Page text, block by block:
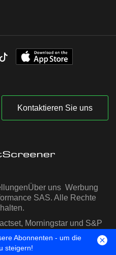
Kontaktieren Sie uns
Über uns Werbung
SAS. Alle Rechte
Morningstar und S&P
gestellt
Abonnenten - um die
steigern!